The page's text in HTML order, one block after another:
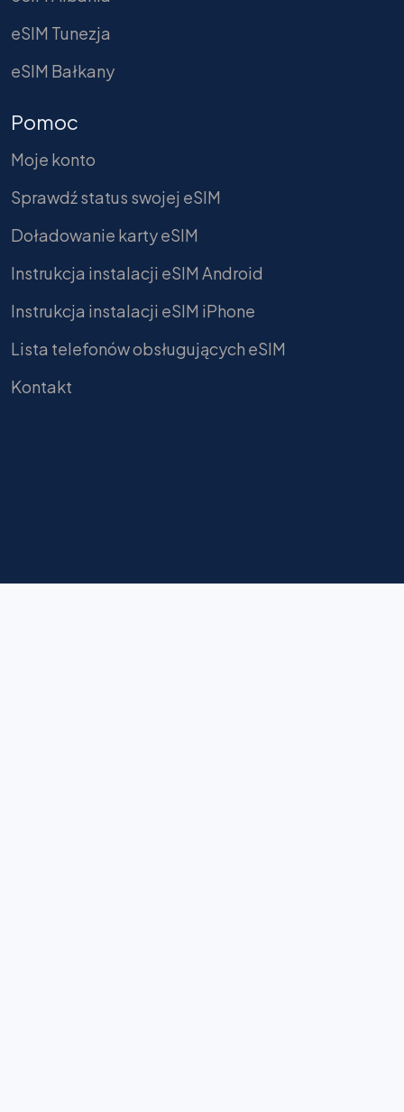
eSIM Tunezja
eSIM Bałkany
Pomoc
Moje konto
Sprawdź status swojej eSIM
Doładowanie karty eSIM
Instrukcja instalacji eSIM Android
Instrukcja instalacji eSIM iPhone
Lista telefonów obsługujących eSIM
Kontakt